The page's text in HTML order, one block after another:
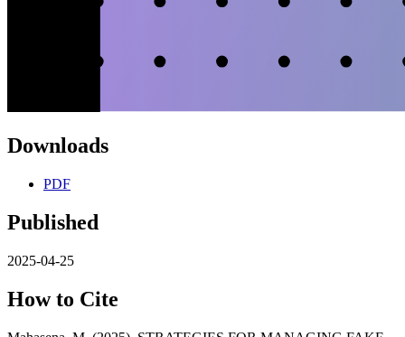
Downloads
PDF
Published
2025-04-25
How to Cite